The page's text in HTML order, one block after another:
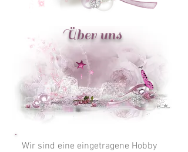
Über uns
Wir sind eine eingetragene Hobby